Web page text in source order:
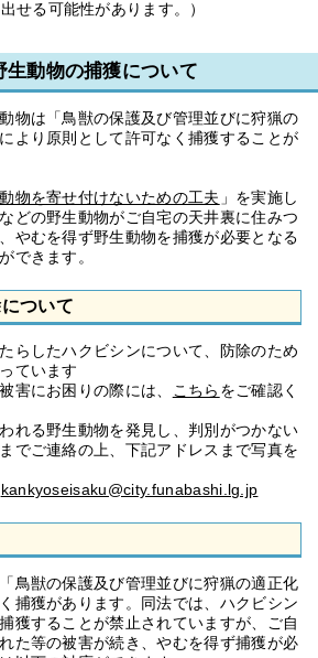
せる可能性があります。）
動物の捕獲について
物は「鳥獣の保護及び管理並びに狩猟の
より原則として許可なく捕獲することが
物を寄せ付けないための工夫 」を実施し
どの野生動物がご自宅の天井裏に住みつ
やむを得ず野生動物を捕獲が必要となる
できます。
ついて
らしたハクビシンについて、防除のため
ています
害にお困りの際には、
こちら をご確認く
れる野生動物を発見し、判別がつかない
でご連絡の上、下記アドレスまで写真を
kankyoseisaku@city.funabashi.lg.jp
鳥獣の保護及び管理並びに狩猟の適正化
捕獲があります。同法では、ハクビシン
獲することが禁止されていますが、ご自
た等の被害が続き、やむを得ず捕獲が必